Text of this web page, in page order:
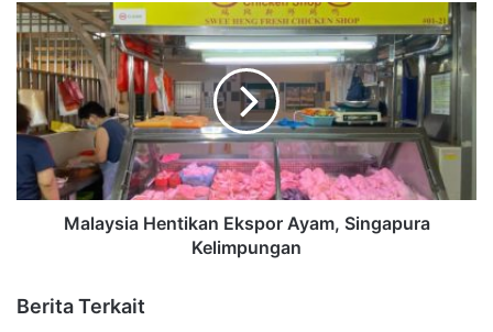
Malaysia Hentikan Ekspor Ayam, Singapura
Kelimpungan
Berita Terkait